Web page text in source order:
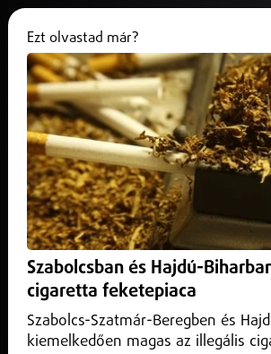
Magyarország Nyíregyháza
Ezt olvastad már?
Szabolcsban és Hajdú-
cigaretta feketepiaca
Szabolcs-Szatmár-Beregben és
kiemelkedően magas az illegális